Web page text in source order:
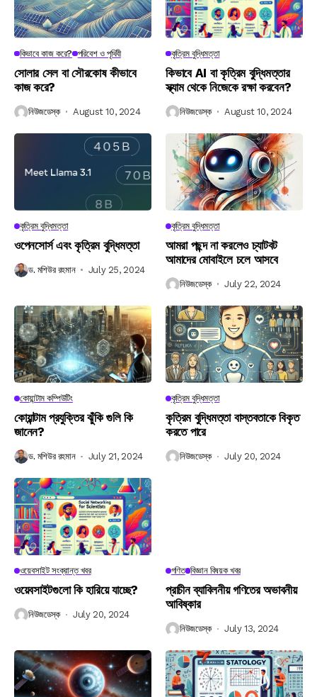
কিভাবে কাজ করে? পরিবেশ ও পৃথিবী
সোলার সেল বা সৌরকোষ কীভাবে
কাজ করে?
নিউজডেস্ক August 10, 2024
কৃত্রিম বুদ্ধিমত্তা
কিভাবে AI বা কৃত্রিম বুদ্ধিমত্তার
স্ক্যাম থেকে নিজেকে রক্ষা করবেন?
নিউজডেস্ক August 10, 2024
কৃত্রিম বুদ্ধিমত্তা
ওপেনসোর্স এবং কৃত্রিম বুদ্ধিমত্তা
ড. মশিউর রহমান July 25, 2024
কৃত্রিম বুদ্ধিমত্তা
আমরা পছন্দ না করলেও চ্যাটবট
আমাদের মোবাইলে চলে আসবে
নিউজডেস্ক July 22, 2024
কোয়ান্টাম কম্পিউটিং
কোয়ান্টাম প্রযুক্তির ঝুঁকি গুলি কি
জানেন?
ড. মশিউর রহমান July 21, 2024
কৃত্রিম বুদ্ধিমত্তা
কৃত্রিম বুদ্ধিমত্তা বাস্তবতাকে বিকৃত
করতে পারে
নিউজডেস্ক July 20, 2024
ওয়েবসাইট সংক্রান্ত খবর
ওয়েবসাইটগুলো কি হারিয়ে যাচ্ছে?
নিউজডেস্ক July 20, 2024
গণিত বিজ্ঞান বিষয়ক খবর
প্রাচীন ব্যাবিলনীয় গণিতের অভাবনীয়
আবিষ্কার
নিউজডেস্ক July 13, 2024